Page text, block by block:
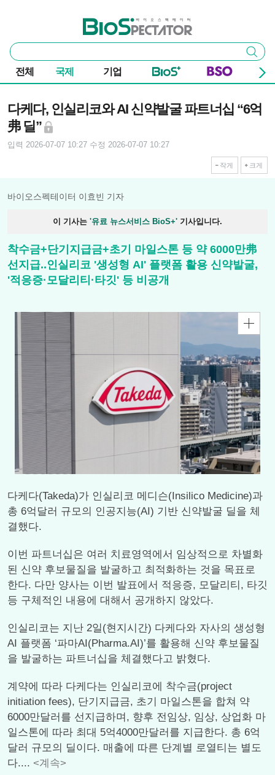
바이오스펙테이터
통
합
검
색
검색
전체 국제 기업
다케다, 인실리코와 AI 신약발굴 파트너십 “6억
弗 딜”
입력 2026-07-07 10:27 수정 2026-07-07 10:27
작게 크게
바이오스펙테이터 이효빈 기자
이 기사는 '유료 뉴스서비스 BioS+' 기사입니다.
착수금+단기지급금+초기 마일스톤 등 약 6000만弗
선지급..인실리코 '생성형 AI' 플랫폼 활용 신약발굴,
'적응증·모달리티·타깃' 등 비공개
다케다(Takeda)가 인실리코 메디슨(Insilico Medicine)과
총 6억달러 규모의 인공지능(AI) 기반 신약발굴 딜을 체
결했다.
이번 파트너십은 여러 치료영역에서 임상적으로 차별화
된 신약 후보물질을 발굴하고 최적화하는 것을 목표로
한다. 다만 양사는 이번 발표에서 적응증, 모달리티, 타깃
등 구체적인 내용에 대해서 공개하지 않았다.
인실리코는 지난 2일(현지시간) 다케다와 자사의 생성형
AI 플랫폼 ‘파마AI(Pharma.AI)’를 활용해 신약 후보물질
을 발굴하는 파트너십을 체결했다고 밝혔다.
계약에 따라 다케다는 인실리코에 착수금(project
initiation fees), 단기지급금, 초기 마일스톤을 합쳐 약
6000만달러를 선지급하며, 향후 전임상, 임상, 상업화 마
일스톤에 따라 최대 5억4000만달러를 지급한다. 총 6억
달러 규모의 딜이다. 매출에 따른 단계별 로열티는 별도
다.... <계속>